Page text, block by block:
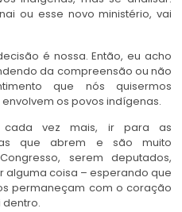
ou esse novo ministério, vai
é nossa. Então, eu acho
da compreensão ou não
que nós quisermos
os povos indígenas.
vez mais, ir para as
que abrem e são muito
serem deputados,
alguma coisa – esperando que
permaneçam com o coração